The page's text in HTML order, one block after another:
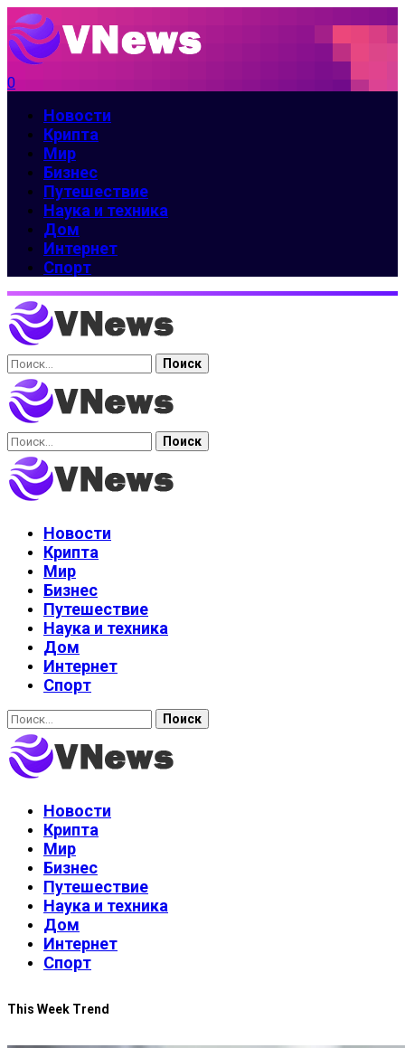
0
Новости
Крипта
Мир
Бизнес
Путешествие
Наука и техника
Дом
Интернет
Спорт
Найти:
Найти:
Новости
Крипта
Мир
Бизнес
Путешествие
Наука и техника
Дом
Интернет
Спорт
Найти:
Новости
Крипта
Мир
Бизнес
Путешествие
Наука и техника
Дом
Интернет
Спорт
This Week Trend